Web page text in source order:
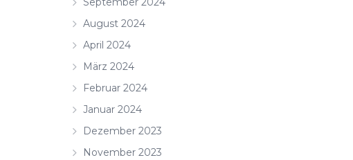
August 2024
April 2024
März 2024
Februar 2024
Januar 2024
Dezember 2023
November 2023